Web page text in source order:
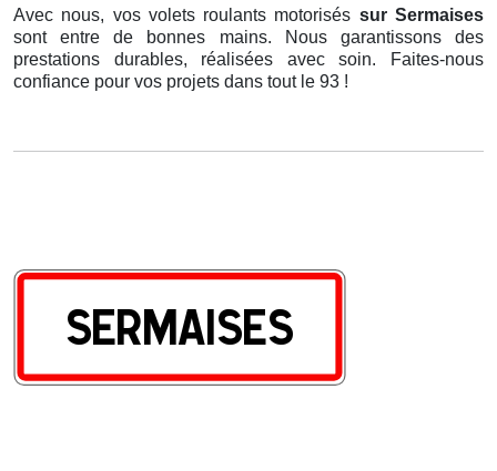
Avec nous, vos volets roulants motorisés sur Sermaises
sont entre de bonnes mains. Nous garantissons des
prestations durables, réalisées avec soin. Faites-nous
confiance pour vos projets dans tout le 93 !